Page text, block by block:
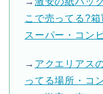
こで売ってる?
スーパー・コン
→ アクエリアス
ってる場所・コ